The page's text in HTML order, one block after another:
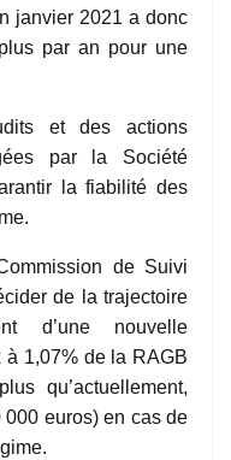
janvier 2021 a donc
par an pour une
et des actions
par la Société
la fiabilité des
de Suivi
de la trajectoire
d’une nouvelle
à 1,07% de la RAGB
qu’actuellement,
euros) en cas de